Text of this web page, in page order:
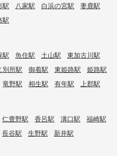
駅 八家駅 白浜の宮駅
妻鹿駅
駅
駅 魚住駅 土山駅
東加古川駅
別所駅 御着駅 東姫路駅
姫路駅
竜野駅 相生駅 有年駅 上郡駅
仁豊野駅 香呂駅 溝口駅
福崎駅
長谷駅 生野駅 新井駅